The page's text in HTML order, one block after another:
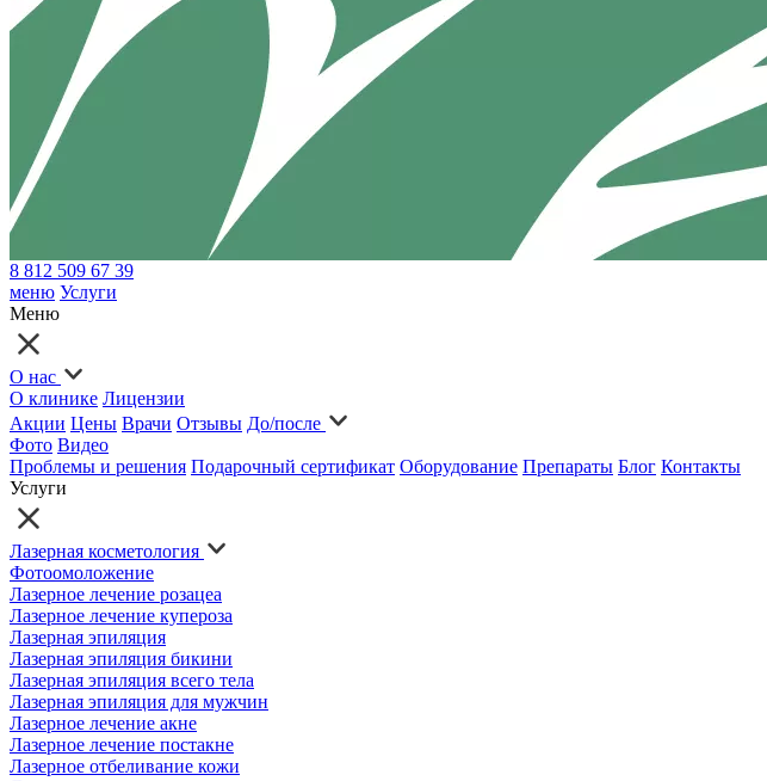
8 812 509 67 39
меню Услуги
Меню
О нас
О клинике Лицензии
Акции Цены Врачи Отзывы До/после
Фото Видео
Проблемы и решения Подарочный сертификат Оборудование Препараты Блог Контакты
Услуги
Лазерная косметология
Фотоомоложение
Лазерное лечение розацеа
Лазерное лечение купероза
Лазерная эпиляция
Лазерная эпиляция бикини
Лазерная эпиляция всего тела
Лазерная эпиляция для мужчин
Лазерное лечение акне
Лазерное лечение постакне
Лазерное отбеливание кожи